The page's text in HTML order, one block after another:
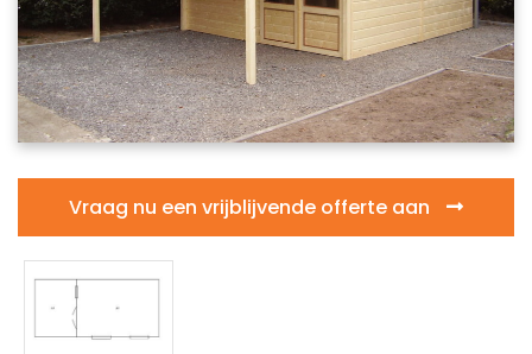
Vraag nu een vrijblijvende offerte aan